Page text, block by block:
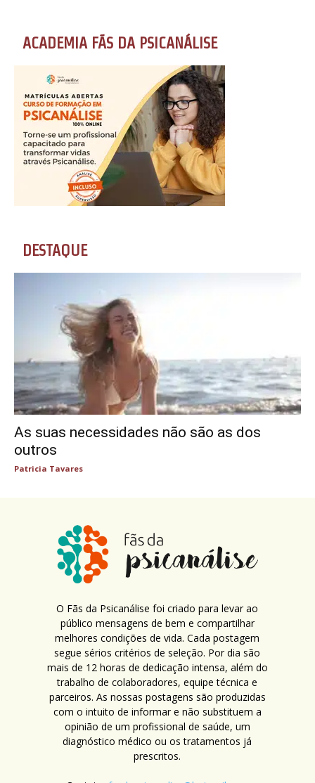
ACADEMIA FÃS DA PSICANÁLISE
DESTAQUE
As suas necessidades não são as dos
outros
Patricia Tavares
O Fãs da Psicanálise foi criado para levar ao
público mensagens de bem e compartilhar
melhores condições de vida. Cada postagem
segue sérios critérios de seleção. Por dia são
mais de 12 horas de dedicação intensa, além do
trabalho de colaboradores, equipe técnica e
parceiros. As nossas postagens são produzidas
com o intuito de informar e não substituem a
opinião de um profissional de saúde, um
diagnóstico médico ou os tratamentos já
prescritos.